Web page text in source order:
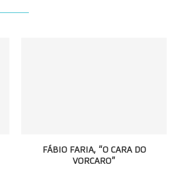
FÁBIO FARIA, “O CARA DO
VORCARO”